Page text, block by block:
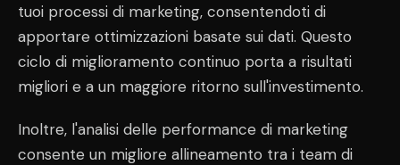
tuoi processi di marketing, consentendoti di
apportare ottimizzazioni basate sui dati. Questo
ciclo di miglioramento continuo porta a risultati
migliori e a un maggiore ritorno sull'investimento.
Inoltre, l'analisi delle performance di marketing
consente un migliore allineamento tra i team di